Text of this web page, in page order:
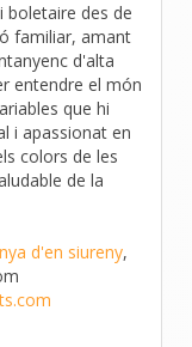
boletaire des de
familiar, amant
d'alta
entendre el món
que hi
i apassionat en
colors de les
de la
d'en siureny,